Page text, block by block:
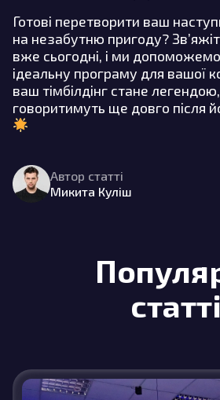
Готові перетворити ваш
на незабутню пригоду?
вже сьогодні, і ми
ідеальну програму для вашої
ваш тімбілдінг стане
говоритимуть ще довго після
Автор статті
Микита Куліш
статті